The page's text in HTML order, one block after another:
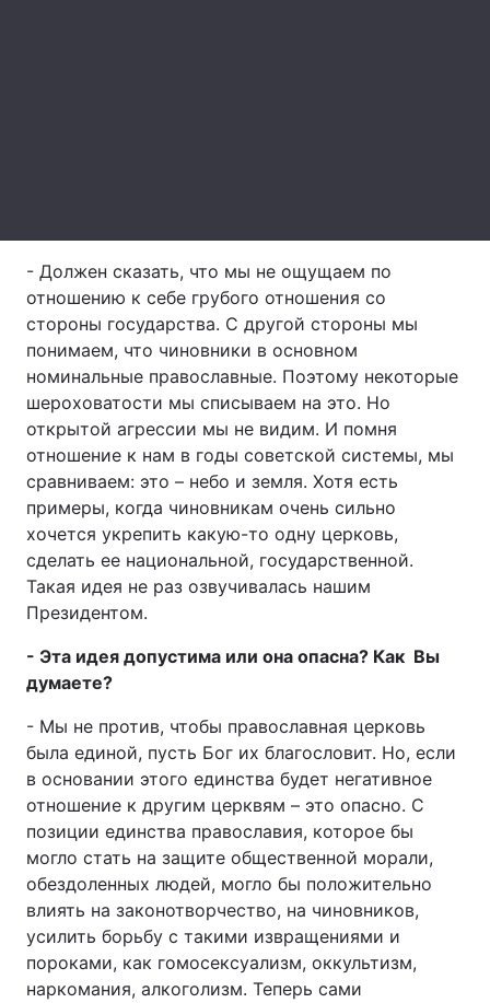
Тема оформлення
- Должен сказать, что мы не ощущаем по
отношению к себе грубого отношения со
стороны государства. С другой стороны мы
понимаем, что чиновники в основном
номинальные православные. Поэтому некоторые
шероховатости мы списываем на это. Но
открытой агрессии мы не видим. И помня
отношение к нам в годы советской системы, мы
сравниваем: это – небо и земля. Хотя есть
примеры, когда чиновникам очень сильно
хочется укрепить какую-то одну церковь,
сделать ее национальной, государственной.
Такая идея не раз озвучивалась нашим
Президентом.
- Эта идея допустима или она опасна? Как Вы
думаете?
- Мы не против, чтобы православная церковь
была единой, пусть Бог их благословит. Но, если
в основании этого единства будет негативное
отношение к другим церквям – это опасно. С
позиции единства православия, которое бы
могло стать на защите общественной морали,
обездоленных людей, могло бы положительно
влиять на законотворчество, на чиновников,
усилить борьбу с такими извращениями и
пороками, как гомосексуализм, оккультизм,
наркомания, алкоголизм. Теперь сами